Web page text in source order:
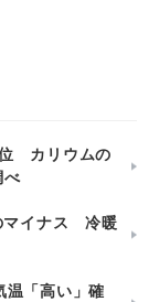
位 カリウムの
べ
マイナス 冷暖
「高い」確